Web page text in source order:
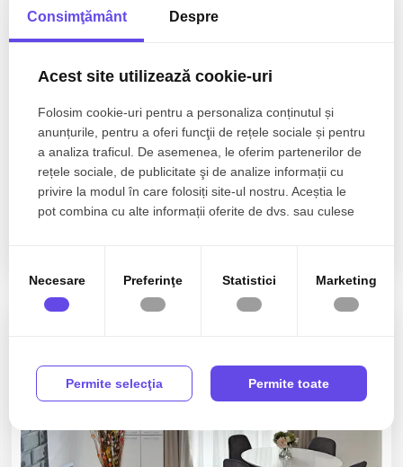
Apartament 148 mp în vilă, 4 camere, 2 parcări,
ideal birou
Cluj-Napoca, Buna-Ziua 317.000€
Consimţământ Despre
Acest site utilizează cookie-uri
Folosim cookie-uri pentru a personaliza conținutul și
anunțurile, pentru a oferi funcţii de rețele sociale și pentru
a analiza traficul. De asemenea, le oferim partenerilor de
rețele sociale, de publicitate şi de analize informații cu
privire la modul în care folosiți site-ul nostru. Aceștia le
pot combina cu alte informații oferite de dvs. sau culese
Necesare Preferinţe Statistici Marketing
Permite selecţia Permite toate